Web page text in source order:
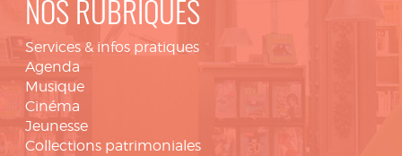
NOS RUBRIQUES
Services & infos pratiques
Agenda
Musique
Cinéma
Jeunesse
Collections patrimoniales